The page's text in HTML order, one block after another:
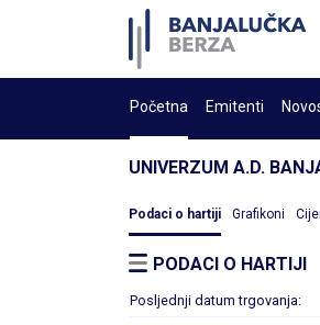
Početna Emitenti
UNIVERZUM A.D.
Podaci o hartiji Grafikoni
PODACI O HARTIJI
Posljednji datum trgovanja: